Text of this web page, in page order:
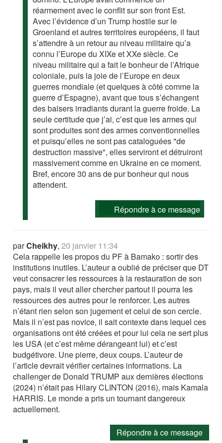
réarmement avec le conflit sur son front Est.
Avec l’évidence d’un Trump hostile sur le
Groenland et autres territoires européens, il faut
s’attendre à un retour au niveau militaire qu’a
connu l’Europe du XIXe et XXe siècle. Ce
niveau militaire qui a fait le bonheur de l’Afrique
coloniale, puis la joie de l’Europe en deux
guerres mondiale (et quelques à côté comme la
guerre d’Espagne), avant que tous s’échangent
des baisers irradiants durant la guerre froide. La
seule certitude que j’ai, c’est que les armes qui
sont produites sont des armes conventionnelles
et puisqu’elles ne sont pas cataloguées "de
destruction massive", elles serviront et détruiront
massivement comme en Ukraine en ce moment.
Bref, encore 30 ans de pur bonheur qui nous
attendent.
Répondre à ce message
parCheikhy,20 janvier 11:34
Cela rappelle les propos du PF à Bamako : sortir des
institutions inutiles. L’auteur a oublié de préciser que DT
veut consacrer les ressources à la restauration de son
pays, mais il veut aller chercher partout il pourra les
ressources des autres pour le renforcer. Les autres
n’étant rien selon son jugement et celui de son cercle.
Mais il n’est pas novice, il sait contexte dans lequel ces
organisations ont été créées et pour lui cela ne sert plus
les USA (et c’est même dérangeant lui) et c’est
budgétivore. Une pierre, deux coups. L’auteur de
l’article devrait vérifier certaines informations. La
challenger de Donald TRUMP aux dernières élections
(2024) n’était pas Hilary CLINTON (2016), mais Kamala
HARRIS. Le monde a pris un tournant dangereux
actuellement.
Répondre à ce message